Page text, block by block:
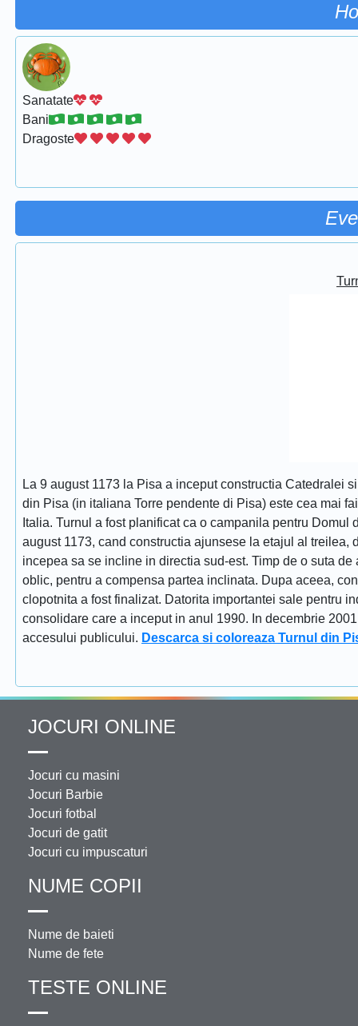
Sanatate
Bani
Dragoste
La 9 august 1173 la Pisa a inceput constructia Catedralei
din Pisa (in italiana Torre pendente di Pisa) este cea mai
Italia. Turnul a fost planificat ca o campanila pentru
august 1173, cand constructia ajunsese la etajul al
incepea sa se incline in directia sud-est. Timp de o suta
oblic, pentru a compensa partea inclinata. Dupa aceea,
clopotnita a fost finalizat. Datorita importantei sale pentru
consolidare care a inceput in anul 1990. In decembrie
accesului publicului. Descarca si coloreaza Turnul din
JOCURI ONLINE
Jocuri cu masini
Jocuri Barbie
Jocuri fotbal
Jocuri de gatit
Jocuri cu impuscaturi
NUME COPII
Nume de baieti
Nume de fete
TESTE ONLINE